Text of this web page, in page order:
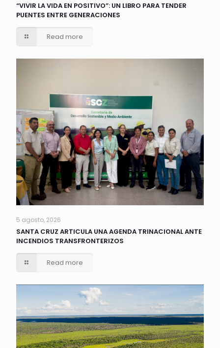
“VIVIR LA VIDA EN POSITIVO”: UN LIBRO PARA TENDER
PUENTES ENTRE GENERACIONES
Read more
5 agosto, 2026
SANTA CRUZ ARTICULA UNA AGENDA TRINACIONAL ANTE
INCENDIOS TRANSFRONTERIZOS
Read more